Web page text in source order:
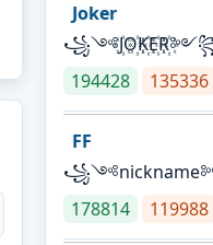
Joker
194428
135336
FF
178814
119988